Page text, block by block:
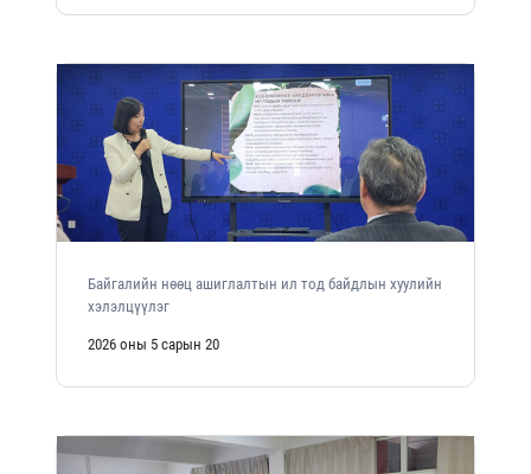
Байгалийн нөөц ашиглалтын ил тод байдлын хуулийн
хэлэлцүүлэг
2026 оны 5 сарын 20